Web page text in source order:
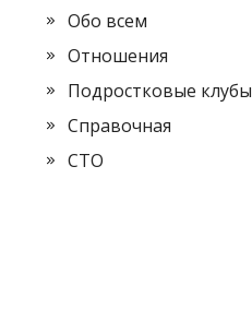
Обо всем
Отношения
Подростковые клубы
Справочная
СТО